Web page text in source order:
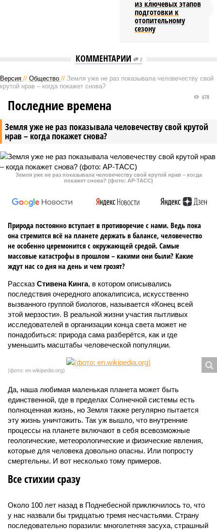
из ключевых этапов
подготовки к
отопительному
сезону
КОММЕНТАРИИ 0
Версия // Общество // Земля уже не раз показывала человечеству свой
крутой нрав – когда покажет снова?
Земля уже не раз показывала человечеству свой крутой
нрав – когда покажет снова?
678
Последние времена
Земля уже не раз показывала человечеству свой крутой нрав – когда
покажет снова? (фото: АР-ТАСС)
Природа постоянно вступает в противоречие с нами. Ведь пока
она стремится всё на планете держать в балансе, человечество
не особенно церемонится с окружающей средой. Самые
массовые катастрофы в прошлом – какими они были? Какие
ждут нас со дня на день и чем грозят?
Рассказ Стивена Кинга, в котором описывались
последствия очередного апокалипсиса, искусственно
вызванного группой биологов, называется «Конец всей
этой мерзости». В реальной жизни участия пытливых
исследователей в организации конца света может не
понадобиться: природа сама разберётся, как и где
уменьшить масштабы человеческой популяции.
(фото: en.wikipedia.org)
Да, наша любимая маленькая планета может быть
единственной, где в пределах Солнечной системы есть
полноценная жизнь, но Земля также регулярно пытается
эту жизнь уничтожить. Так уж вышло, что внутренние
процессы на планете включают в себя всевозможные
геологические, метеорологические и физические явления,
которые для человека довольно опасны. Или попросту
смертельны. И вот несколько тому примеров.
Все стихии сразу
Около 100 лет назад в Поднебесной приключилось то, что
у нас назвали бы тридцатью тремя несчастьями. Страну
последовательно поразили: многолетняя засуха, страшный